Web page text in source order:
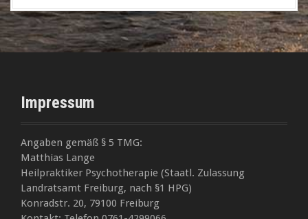
Impressum
Angaben gemäß § 5 TMG:
Matthias Lange
Heilpraktiker Psychotherapie (Staatl. Zulassung
Landratsamt Freiburg, nach §1 HPG)
Konradstr. 20, 79100 Freiburg